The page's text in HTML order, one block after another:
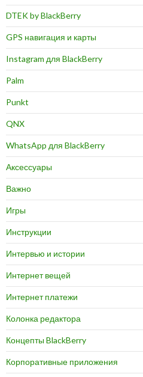
DTEK by BlackBerry
GPS навигация и карты
Instagram для BlackBerry
Palm
Punkt
QNX
WhatsApp для BlackBerry
Аксессуары
Важно
Игры
Инструкции
Интервью и истории
Интернет вещей
Интернет платежи
Колонка редактора
Концепты BlackBerry
Корпоративные приложения